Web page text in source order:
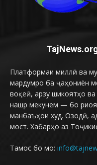
Платформаи миллӣ ва
мардумро ба ҷаҳониён
воқеӣ, арзу шикоятҳо
нашр мекунем — бо
манбаъҳои худ. Озодӣ,
мост. Хабарҳо аз
Тамос бо мо: